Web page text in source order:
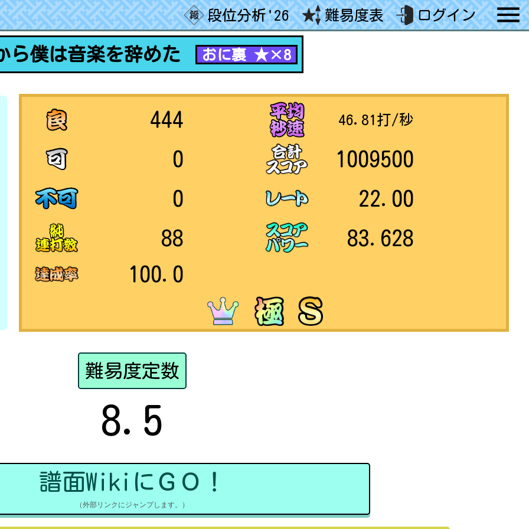
段位分析'26 難易度表 ログイン
ら僕は音楽を辞めた おに裏 ★×8
444
0
0
88
100.0
46.81 打/秒
1009500
22.00
83.628
難易度定数
8.5
譜面WikiにＧＯ！
（外部リンクにジャンプします。）